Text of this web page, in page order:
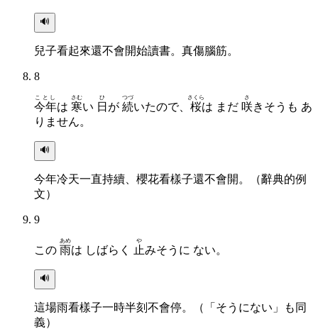
🔊
兒子看起來還不會開始讀書。真傷腦筋。
8
今年
ことし
は 寒
さむ
い 日
ひ
が 続
つづ
いたので、 桜
さくら
は まだ 咲
さ
きそうも あ
りません。
🔊
今年冷天一直持續、櫻花看樣子還不會開。（辭典的例
文）
9
この 雨
あめ
は しばらく 止
や
みそうに ない。
🔊
這場雨看樣子一時半刻不會停。（「そうにない」も同
義）